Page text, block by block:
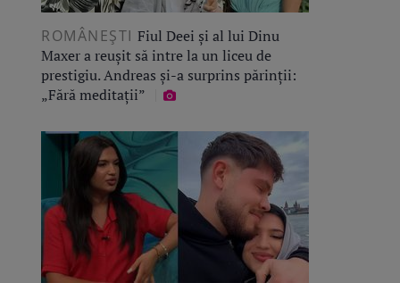
ROMÂNEŞTI Fiul Deei și al lui Dinu
Maxer a reușit să intre la un liceu de
prestigiu. Andreas și-a surprins părinții:
„Fără meditații”